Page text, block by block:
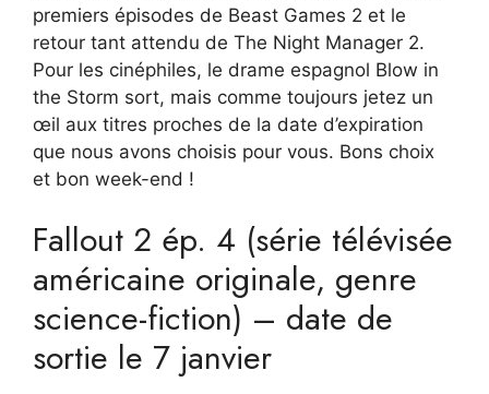
premiers épisodes de Beast Games 2 et le
retour tant attendu de The Night Manager 2.
Pour les cinéphiles, le drame espagnol Blow in
the Storm sort, mais comme toujours jetez un
œil aux titres proches de la date d’expiration
que nous avons choisis pour vous. Bons choix
et bon week-end !
Fallout 2 ép. 4 (série télévisée
américaine originale, genre
science-fiction) – date de
sortie le 7 janvier